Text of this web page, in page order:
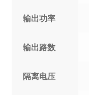
输出功率
输出路数
隔离电压